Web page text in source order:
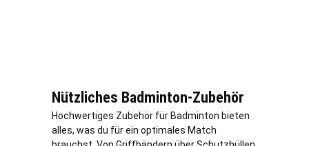
Nützliches Badminton-Zubehör
Hochwertiges Zubehör für Badminton bieten
alles, was du für ein optimales Match